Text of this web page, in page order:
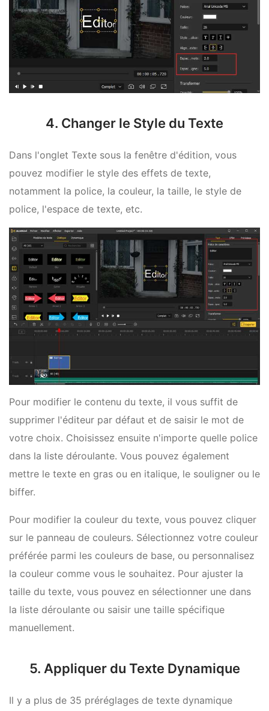
4. Changer le Style du Texte
Dans l'onglet Texte sous la fenêtre d'édition, vous
pouvez modifier le style des effets de texte,
notamment la police, la couleur, la taille, le style de
police, l'espace de texte, etc.
Pour modifier le contenu du texte, il vous suffit de
supprimer l'éditeur par défaut et de saisir le mot de
votre choix. Choisissez ensuite n'importe quelle police
dans la liste déroulante. Vous pouvez également
mettre le texte en gras ou en italique, le souligner ou le
biffer.
Pour modifier la couleur du texte, vous pouvez cliquer
sur le panneau de couleurs. Sélectionnez votre couleur
préférée parmi les couleurs de base, ou personnalisez
la couleur comme vous le souhaitez. Pour ajuster la
taille du texte, vous pouvez en sélectionner une dans
la liste déroulante ou saisir une taille spécifique
manuellement.
5. Appliquer du Texte Dynamique
Il y a plus de 35 préréglages de texte dynamique